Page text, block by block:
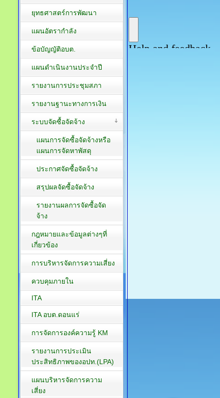
ยุทธศาสตร์การพัฒนา
แผนอัตรากำลัง
ข้อบัญญัติอบต.
แผนดำเนินงานประจำปี
รายงานการประชุมสภา
รายงานฐานะทางการเงิน
ระบบจัดซื้อจัดจ้าง
แผนการจัดซื้อจัดจ้างหรือ
แผนการจัดหาพัสดุ
ประกาศจัดซื้อจัดจ้าง
สรุปผลจัดซื้อจัดจ้าง
รายงานผลการจัดซื้อจัด
จ้าง
กฎหมายและข้อมูลต่างๆที่
เกี่ยวข้อง
การบริหารจัดการความเสี่ยง
ควบคุมภายใน
ITA
ITA อบต.ดอนแร่
การจัดการองค์ความรู้ KM
รายงานการประเมิน
ประสิทธิภาพของอปท.(LPA)
แผนบริหารจัดการความ
เสี่ยง